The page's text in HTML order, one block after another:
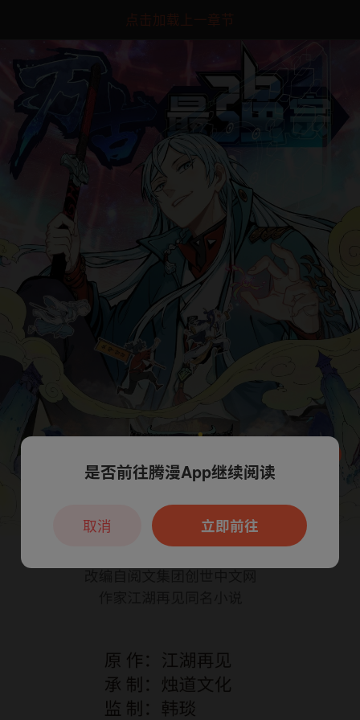
点击加载上一章节
本章节仅支持App阅读，可打开App新用
户7天免费看
是否前往腾漫App继续阅读
立即前往
取消